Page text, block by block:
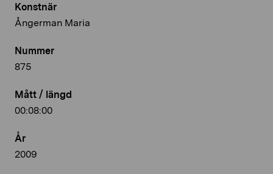
Konstnär
Ångerman Maria
Nummer
875
Mått / längd
00:08:00
År
2009